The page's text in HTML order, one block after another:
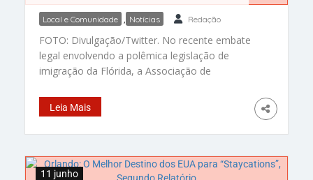
Local e Comunidade , Notícias Redação
FOTO: Divulgação/Twitter. No recente embate
legal envolvendo a polêmica legislação de
imigração da Flórida, a Associação de
estado têm se enfrentado de forma acirrada. A
lei, que introduz severas restrições e penalidades
para imigrantes indocumentados, tem sido um
de imigração
Leia Mais
11 junho